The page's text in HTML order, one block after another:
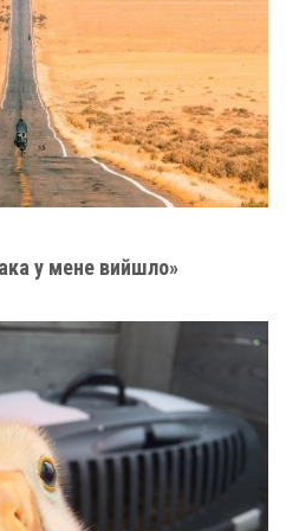
у мене вийшло»